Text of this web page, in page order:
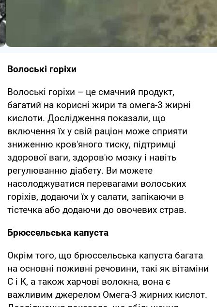
Волоські горіхи
Волоські горіхи – це смачний продукт,
багатий на корисні жири та омега-3 жирні
кислоти. Дослідження показали, що
включення їх у свій раціон може сприяти
зниженню кров'яного тиску, підтримці
здорової ваги, здоров'ю мозку і навіть
регулюванню діабету. Ви можете
насолоджуватися перевагами волоських
горіхів, додаючи їх у салати, запікаючи в
тістечка або додаючи до овочевих страв.
Брюссельська капуста
Окрім того, що брюссельська капуста багата
на основні поживні речовини, такі як вітаміни
С і К, а також харчові волокна, вона є
важливим джерелом Омега-3 жирних кислот.